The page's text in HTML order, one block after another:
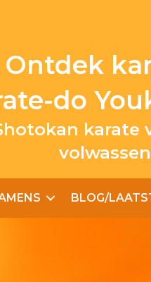
Ontdek
do
karate
BLOG/